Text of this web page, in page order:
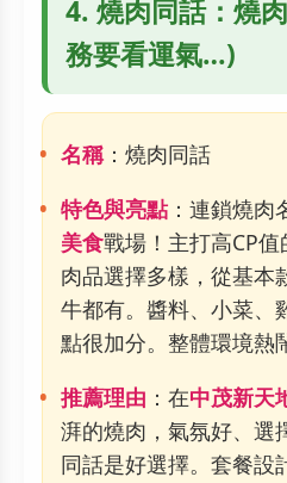
4. 燒肉同話：燒
務要看運氣…)
名稱：燒肉同話
特色與亮點 ：連鎖燒肉
美食戰場！主打高CP值
肉品選擇多樣，從基本
牛都有。醬料、小菜、
點很加分。整體環境熱
推薦理由 ：在中茂新天
湃的燒肉，氣氛好、選
同話是好選擇。套餐設